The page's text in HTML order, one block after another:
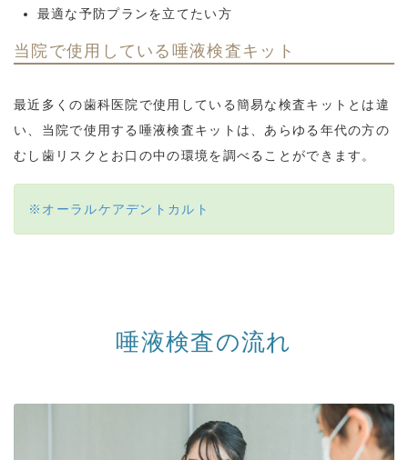
最適な予防プランを立てたい方
当院で使用している唾液検査キット
最近多くの歯科医院で使用している簡易な検査キットとは違
い、当院で使用する唾液検査キットは、あらゆる年代の方の
むし歯リスクとお口の中の環境を調べることができます。
※オーラルケアデントカルト
唾液検査の流れ